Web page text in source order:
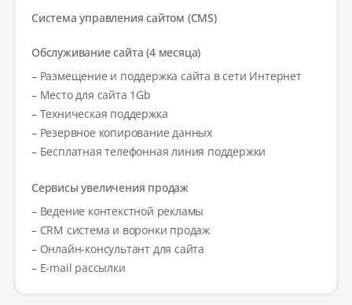
Система управления сайтом (CMS)
Обслуживание сайта (4 месяца)
– Размещение и поддержка сайта в сети Интернет
– Место для сайта 1Gb
– Техническая поддержка
– Резервное копирование данных
– Бесплатная телефонная линия поддержки
Сервисы увеличения продаж
– Ведение контекстной рекламы
– CRM система и воронки продаж
– Онлайн-консультант для сайта
– E-mail рассылки